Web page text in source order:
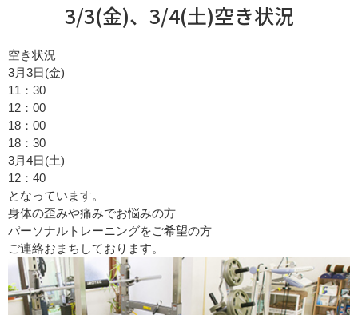
3/3(金)、3/4(土)空き状況
空き状況
3月3日(金)
11：30
12：00
18：00
18：30
3月4日(土)
12：40
となっています。
身体の歪みや痛みでお悩みの方
パーソナルトレーニングをご希望の方
ご連絡おまちしております。